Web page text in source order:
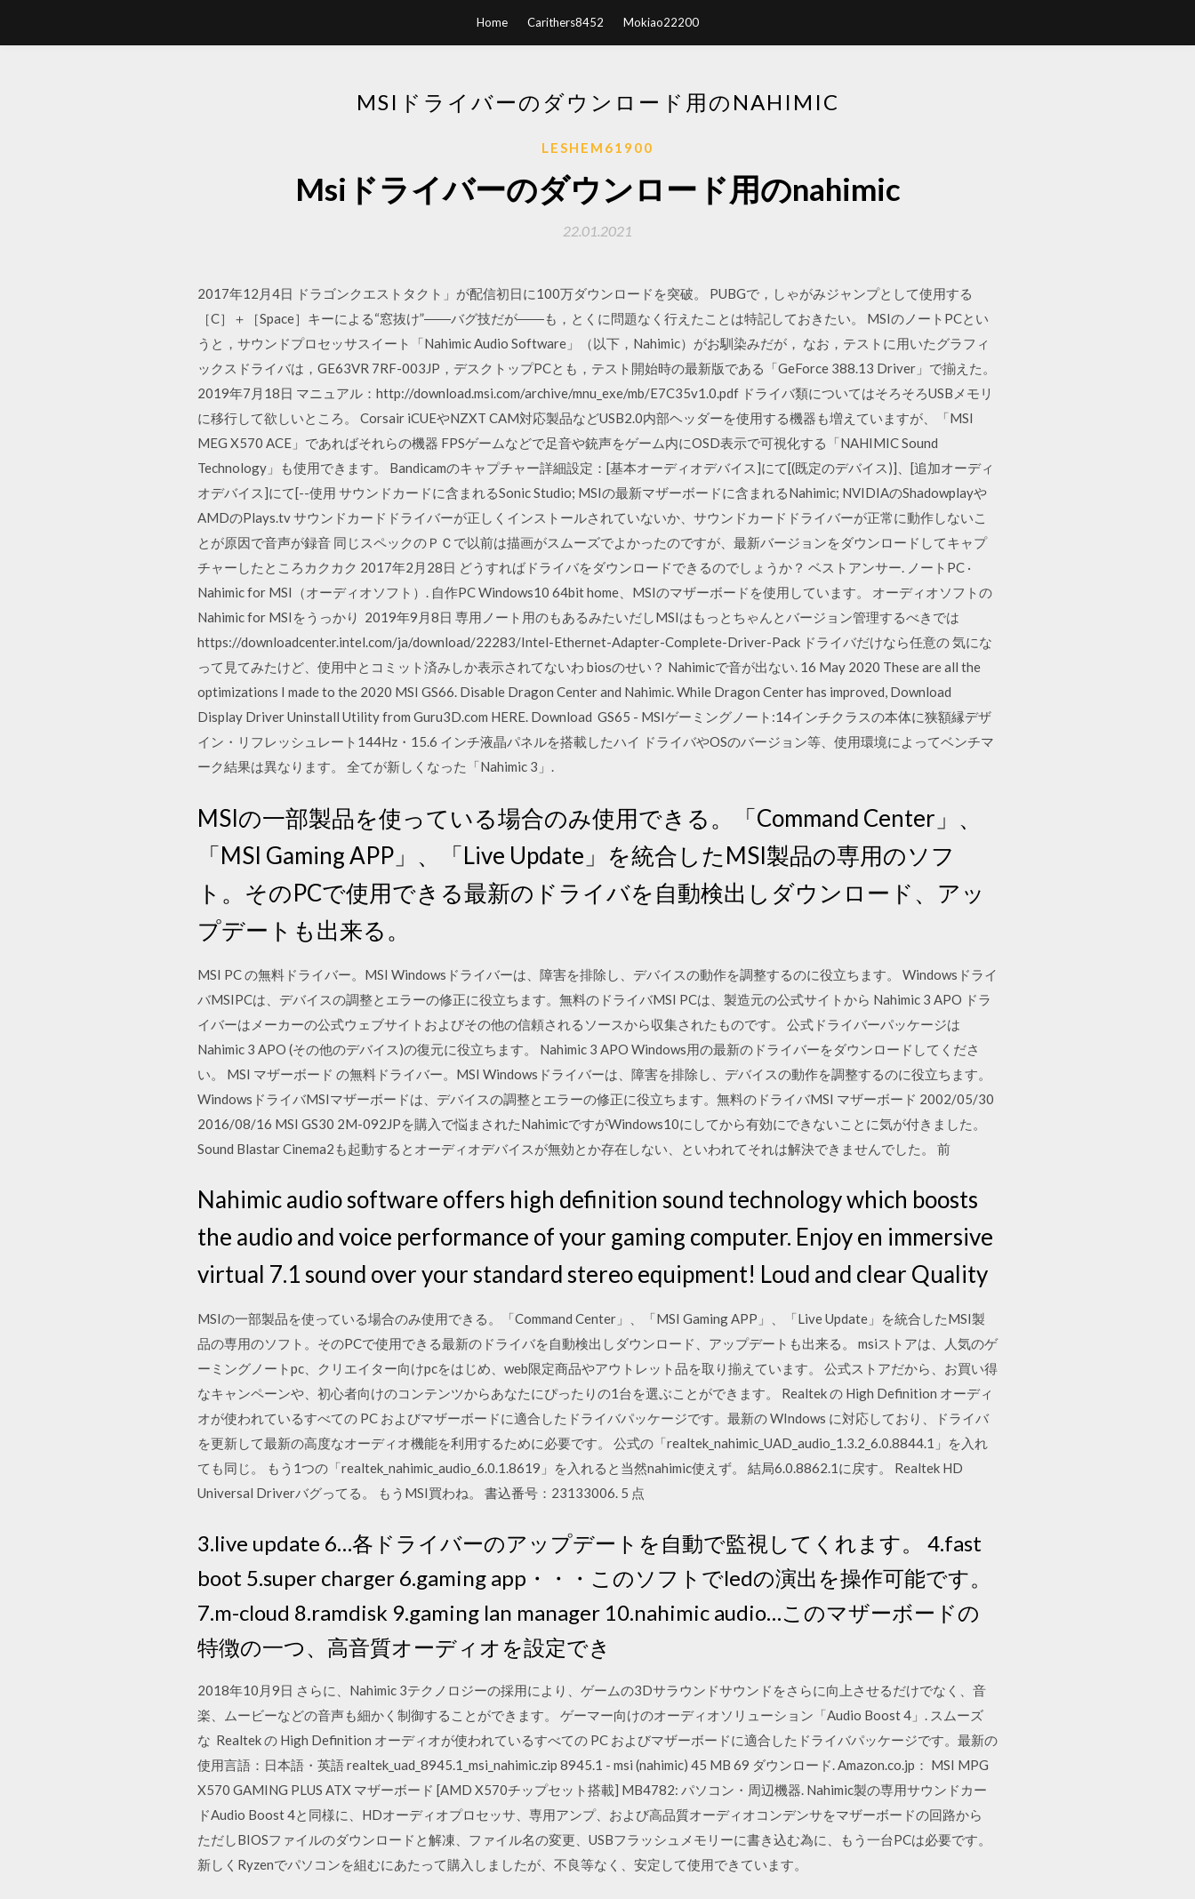
Home Carithers8452 Mokiao22200
MSIドライバーのダウンロード用のNAHIMIC
LESHEM61900
Msiドライバーのダウンロード用のnahimic
22.01.2021
2017年12月4日 ドラゴンクエストタクト」が配信初日に100万ダウンロードを突破。 PUBGで，しゃがみジャンプとして使用する
［C］＋［Space］キーによる“窓抜け”――バグ技だが――も，とくに問題なく行えたことは特記しておきたい。 MSIのノートPCとい
うと，サウンドプロセッサスイート「Nahimic Audio Software」（以下，Nahimic）がお馴染みだが， なお，テストに用いたグラフィ
ックスドライバは，GE63VR 7RF-003JP，デスクトップPCとも，テスト開始時の最新版である「GeForce 388.13 Driver」で揃えた。
2019年7月18日 マニュアル：http://download.msi.com/archive/mnu_exe/mb/E7C35v1.0.pdf ドライバ類についてはそろそろUSBメモリ
に移行して欲しいところ。 Corsair iCUEやNZXT CAM対応製品などUSB2.0内部ヘッダーを使用する機器も増えていますが、「MSI
MEG X570 ACE」であればそれらの機器 FPSゲームなどで足音や銃声をゲーム内にOSD表示で可視化する「NAHIMIC Sound
Technology」も使用できます。 Bandicamのキャプチャー詳細設定：[基本オーディオデバイス]にて[(既定のデバイス)]、[追加オーディ
オデバイス]にて[--使用 サウンドカードに含まれるSonic Studio; MSIの最新マザーボードに含まれるNahimic; NVIDIAのShadowplayや
AMDのPlays.tv サウンドカードドライバーが正しくインストールされていないか、サウンドカードドライバーが正常に動作しないこ
とが原因で音声が録音 同じスペックのＰＣで以前は描画がスムーズでよかったのですが、最新バージョンをダウンロードしてキャプ
チャーしたところカクカク 2017年2月28日 どうすればドライバをダウンロードできるのでしょうか？ ベストアンサー. ノートPC ·
Nahimic for MSI（オーディオソフト）. 自作PC Windows10 64bit home、MSIのマザーボードを使用しています。 オーディオソフトの
Nahimic for MSIをうっかり 2019年9月8日 専用ノート用のもあるみたいだしMSIはもっとちゃんとバージョン管理するべきでは
https://downloadcenter.intel.com/ja/download/22283/Intel-Ethernet-Adapter-Complete-Driver-Pack ドライバだけなら任意の 気にな
って見てみたけど、使用中とコミット済みしか表示されてないわ biosのせい？ Nahimicで音が出ない. 16 May 2020 These are all the
optimizations I made to the 2020 MSI GS66. Disable Dragon Center and Nahimic. While Dragon Center has improved, Download
Display Driver Uninstall Utility from Guru3D.com HERE. Download GS65 - MSIゲーミングノート:14インチクラスの本体に狭額縁デザ
イン・リフレッシュレート144Hz・15.6 インチ液晶パネルを搭載したハイ ドライバやOSのバージョン等、使用環境によってベンチマ
ーク結果は異なります。 全てが新しくなった「Nahimic 3」.
MSIの一部製品を使っている場合のみ使用できる。「Command Center」、
「MSI Gaming APP」、「Live Update」を統合したMSI製品の専用のソフ
ト。そのPCで使用できる最新のドライバを自動検出しダウンロード、アッ
プデートも出来る。
MSI PC の無料ドライバー。MSI Windowsドライバーは、障害を排除し、デバイスの動作を調整するのに役立ちます。 Windowsドライ
バMSIPCは、デバイスの調整とエラーの修正に役立ちます。無料のドライバMSI PCは、製造元の公式サイトから Nahimic 3 APO ドラ
イバーはメーカーの公式ウェブサイトおよびその他の信頼されるソースから収集されたものです。 公式ドライバーパッケージは
Nahimic 3 APO (その他のデバイス)の復元に役立ちます。 Nahimic 3 APO Windows用の最新のドライバーをダウンロードしてくださ
い。 MSI マザーボード の無料ドライバー。MSI Windowsドライバーは、障害を排除し、デバイスの動作を調整するのに役立ちます。
WindowsドライバMSIマザーボードは、デバイスの調整とエラーの修正に役立ちます。無料のドライバMSI マザーボード 2002/05/30
2016/08/16 MSI GS30 2M-092JPを購入で悩まされたNahimicですがWindows10にしてから有効にできないことに気が付きました。
Sound Blastar Cinema2も起動するとオーディオデバイスが無効とか存在しない、といわれてそれは解決できませんでした。 前
Nahimic audio software offers high definition sound technology which boosts
the audio and voice performance of your gaming computer. Enjoy en immersive
virtual 7.1 sound over your standard stereo equipment! Loud and clear Quality
MSIの一部製品を使っている場合のみ使用できる。「Command Center」、「MSI Gaming APP」、「Live Update」を統合したMSI製
品の専用のソフト。そのPCで使用できる最新のドライバを自動検出しダウンロード、アップデートも出来る。 msiストアは、人気のゲ
ーミングノートpc、クリエイター向けpcをはじめ、web限定商品やアウトレット品を取り揃えています。 公式ストアだから、お買い得
なキャンペーンや、初心者向けのコンテンツからあなたにぴったりの1台を選ぶことができます。 Realtek の High Definition オーディ
オが使われているすべての PC およびマザーボードに適合したドライバパッケージです。最新の WIndows に対応しており、ドライバ
を更新して最新の高度なオーディオ機能を利用するために必要です。 公式の「realtek_nahimic_UAD_audio_1.3.2_6.0.8844.1」を入れ
ても同じ。 もう1つの「realtek_nahimic_audio_6.0.1.8619」を入れると当然nahimic使えず。 結局6.0.8862.1に戻す。 Realtek HD
Universal Driverバグってる。 もうMSI買わね。 書込番号：23133006. 5 点
3.live update 6…各ドライバーのアップデートを自動で監視してくれます。 4.fast
boot 5.super charger 6.gaming app・・・このソフトでledの演出を操作可能です。
7.m-cloud 8.ramdisk 9.gaming lan manager 10.nahimic audio…このマザーボードの
特徴の一つ、高音質オーディオを設定でき
2018年10月9日 さらに、Nahimic 3テクノロジーの採用により、ゲームの3Dサラウンドサウンドをさらに向上させるだけでなく、音
楽、ムービーなどの音声も細かく制御することができます。 ゲーマー向けのオーディオソリューション「Audio Boost 4」. スムーズ
な Realtek の High Definition オーディオが使われているすべての PC およびマザーボードに適合したドライバパッケージです。最新の
使用言語：日本語・英語 realtek_uad_8945.1_msi_nahimic.zip 8945.1 - msi (nahimic) 45 MB 69 ダウンロード. Amazon.co.jp： MSI MPG
X570 GAMING PLUS ATX マザーボード [AMD X570チップセット搭載] MB4782: パソコン・周辺機器. Nahimic製の専用サウンドカー
ドAudio Boost 4と同様に、HDオーディオプロセッサ、専用アンプ、および高品質オーディオコンデンサをマザーボードの回路から
ただしBIOSファイルのダウンロードと解凍、ファイル名の変更、USBフラッシュメモリーに書き込む為に、もう一台PCは必要です。
新しくRyzenでパソコンを組むにあたって購入しましたが、不良等なく、安定して使用できています。